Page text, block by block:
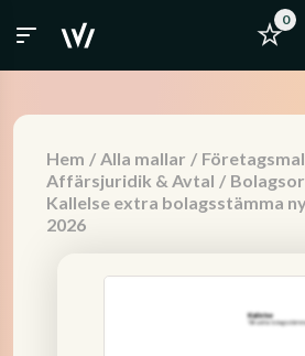
0
Hem / Alla mallar /
Affärsjuridik & Avtal /
Kallelse extra bolagsstämma
2026